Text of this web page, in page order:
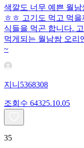
색깔도 너무 예쁜 월
ㅎㅎ 고기도 먹고 먹
식들을 먹곤 합니다.
먹게되는 월남쌈 오리
~
지니5368308
조회수 64325.10.05
35